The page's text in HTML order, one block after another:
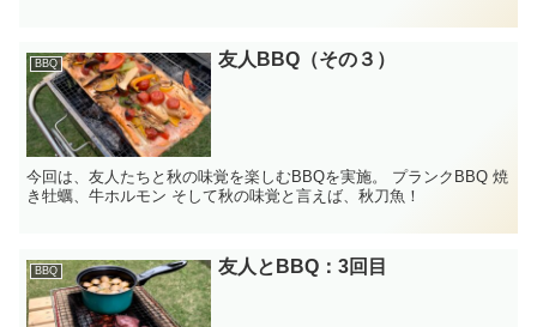
BBQ 友人BBQ（その３）
今回は、友人たちと秋の味覚を楽しむBBQを実施。 プランクBBQ 焼
き牡蠣、牛ホルモン そして秋の味覚と言えば、秋刀魚！
BBQ 友人とBBQ：3回目